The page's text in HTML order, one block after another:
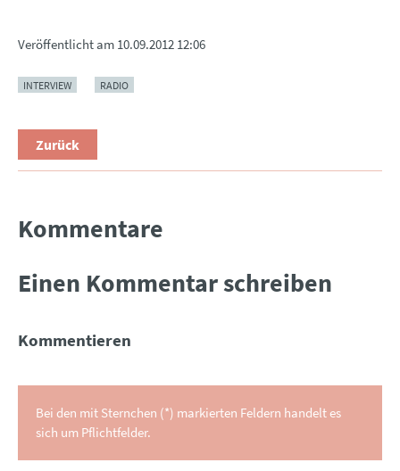
Veröffentlicht am 10.09.2012 12:06
INTERVIEW RADIO
Zurück
Kommentare
Einen Kommentar schreiben
Kommentieren
Bei den mit Sternchen (*) markierten Feldern handelt es
sich um Pflichtfelder.